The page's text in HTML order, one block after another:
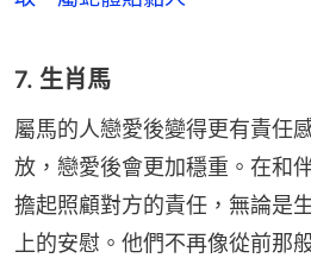
7. 生肖馬
屬馬的人戀愛後變得更有責任
放，戀愛後會更加穩重。在和
擔起照顧對方的責任，無論是
上的安慰。他們不再像從前那